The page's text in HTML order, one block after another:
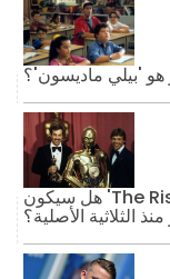
هو 'بيلي ماديسون'؟
هل سيكون 'The Rise of Skywalker' أول فيلم من 'حرب
الثلاثية الأصلية؟